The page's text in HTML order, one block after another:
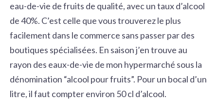
eau-de-vie de fruits de qualité, avec un taux d’alcool
de 40%. C’est celle que vous trouverez le plus
facilement dans le commerce sans passer par des
boutiques spécialisées. En saison j’en trouve au
rayon des eaux-de-vie de mon hypermarché sous la
dénomination “alcool pour fruits”. Pour un bocal d’un
litre, il faut compter environ 50 cl d’alcool.